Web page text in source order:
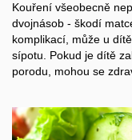
Kouření všeobecně
dvojnásob - škodí
komplikací, může u
sípotu. Pokud je dítě
porodu, mohou se